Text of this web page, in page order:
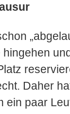
Daher
ein paar